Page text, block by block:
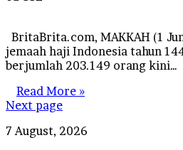
BritaBrita.com, MAKKAH (1
jemaah haji Indonesia tahun
berjumlah 203.149 orang kini…
Read More »
Next page
Gagal
7 August, 2026